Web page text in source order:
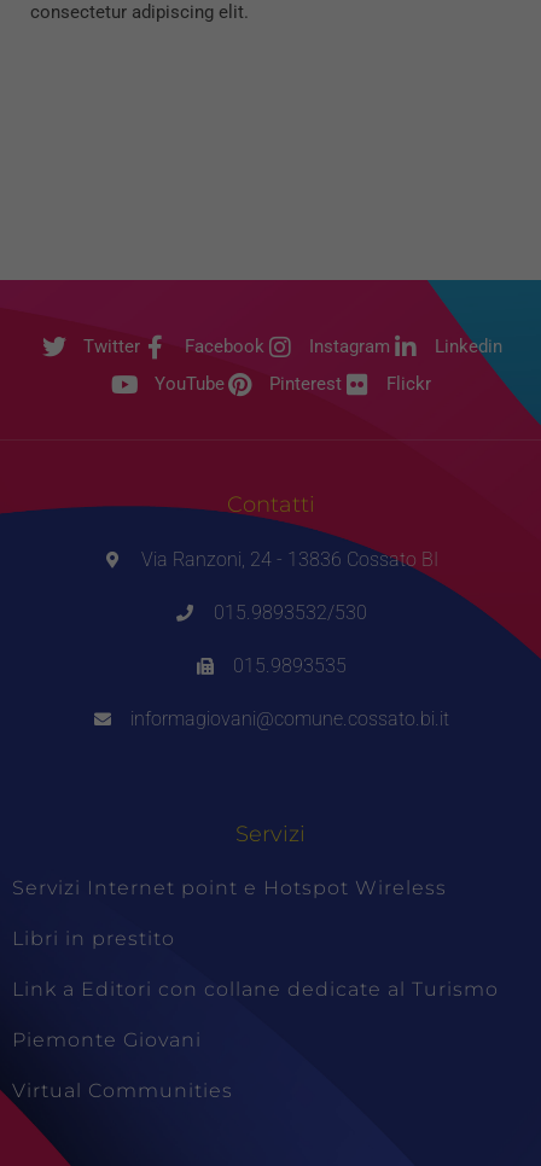
consectetur adipiscing elit.
Twitter Facebook Instagram
Linkedin
YouTube
Pinterest Flickr
Contatti
Via Ranzoni, 24 - 13836 Cossato BI
015.9893532/530
015.9893535
informagiovani@comune.cossato.bi.it
Servizi
Servizi Internet point e Hotspot Wireless
Libri in prestito
Link a Editori con collane dedicate al Turismo
Piemonte Giovani
Virtual Communities